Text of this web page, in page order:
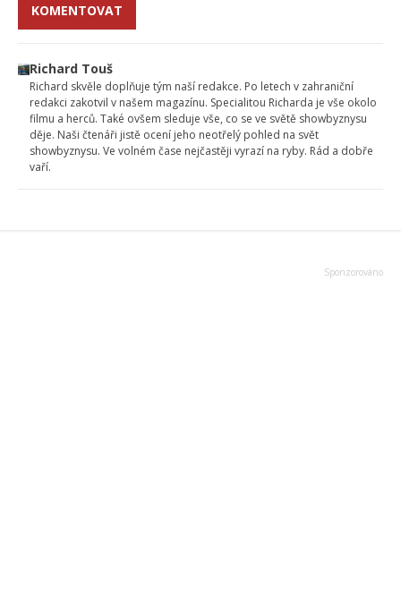
KOMENTOVAT
Richard Touš
Richard skvěle doplňuje tým naší redakce. Po letech v zahraniční
redakci zakotvil v našem magazínu. Specialitou Richarda je vše okolo
filmu a herců. Také ovšem sleduje vše, co se ve světě showbyznysu
děje. Naši čtenáři jistě ocení jeho neotřelý pohled na svět
showbyznysu. Ve volném čase nejčastěji vyrazí na ryby. Rád a dobře
vaří.